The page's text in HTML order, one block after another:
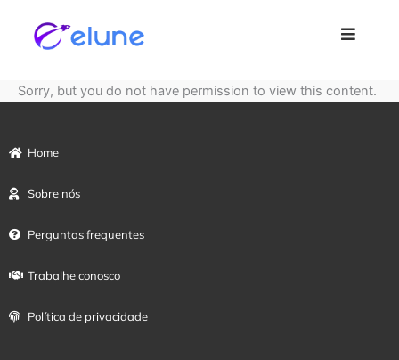
conteúdo
Sorry, but you do not have permission to view this content.
Home
Sobre nós
Perguntas frequentes
Trabalhe conosco
Política de privacidade